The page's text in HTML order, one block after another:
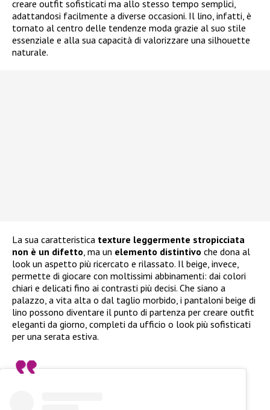
creare outfit sofisticati ma allo stesso tempo semplici,
adattandosi facilmente a diverse occasioni. Il lino, infatti, è
tornato al centro delle tendenze moda grazie al suo stile
essenziale e alla sua capacità di valorizzare una silhouette
naturale.
La sua caratteristica texture leggermente stropicciata
non è un difetto, ma un elemento distintivo che dona al
look un aspetto più ricercato e rilassato. Il beige, invece,
permette di giocare con moltissimi abbinamenti: dai colori
chiari e delicati fino ai contrasti più decisi. Che siano a
palazzo, a vita alta o dal taglio morbido, i pantaloni beige di
lino possono diventare il punto di partenza per creare outfit
eleganti da giorno, completi da ufficio o look più sofisticati
per una serata estiva.